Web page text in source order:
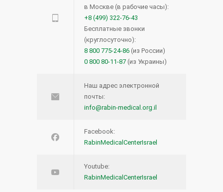
в Москве (в рабочие часы):
+8 (499) 322-76-43
Бесплатные звонки
(круглосуточно):
8 800 775-24-86 (из России)
0 800 80-11-87 (из Украины)
Наш адрес электронной
почты:
info@rabin-medical.org.il
Facebook:
RabinMedicalCenterIsrael
Youtube:
RabinMedicalCenterIsrael